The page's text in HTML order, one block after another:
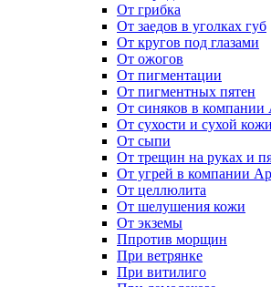
От грибка
От заедов в уголках губ
От кругов под глазами
От ожогов
От пигментации
От пигментных пятен
От синяков в компании
От сухости и сухой
От сыпи
От трещин на руках и
От угрей в компании
От целлюлита
От шелушения кожи
От экземы
Ппротив морщин
При ветрянке
При витилиго